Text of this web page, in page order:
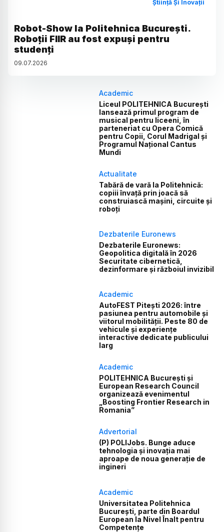
Știință Și Inovații
Robot-Show la Politehnica București.
Roboții FIIR au fost expuși pentru
studenți
09.07.2026
Academic
Liceul POLITEHNICA București
lansează primul program de
musical pentru liceeni, în
parteneriat cu Opera Comică
pentru Copii, Corul Madrigal și
Programul Național Cantus
Mundi
Actualitate
Tabără de vară la Politehnică:
copiii învață prin joacă să
construiască mașini, circuite și
roboți
Dezbaterile Euronews
Dezbaterile Euronews:
Geopolitica digitală în 2026
Securitate cibernetică,
dezinformare și războiul invizibil
Academic
AutoFEST Pitești 2026: între
pasiunea pentru automobile și
viitorul mobilității. Peste 80 de
vehicule și experiențe
interactive dedicate publicului
larg
Academic
POLITEHNICA București și
European Research Council
organizează evenimentul
„Boosting Frontier Research in
Romania”
Advertorial
(P) POLIJobs. Bunge aduce
tehnologia și inovația mai
aproape de noua generație de
ingineri
Academic
Universitatea Politehnica
București, parte din Boardul
European la Nivel Înalt pentru
Competențe